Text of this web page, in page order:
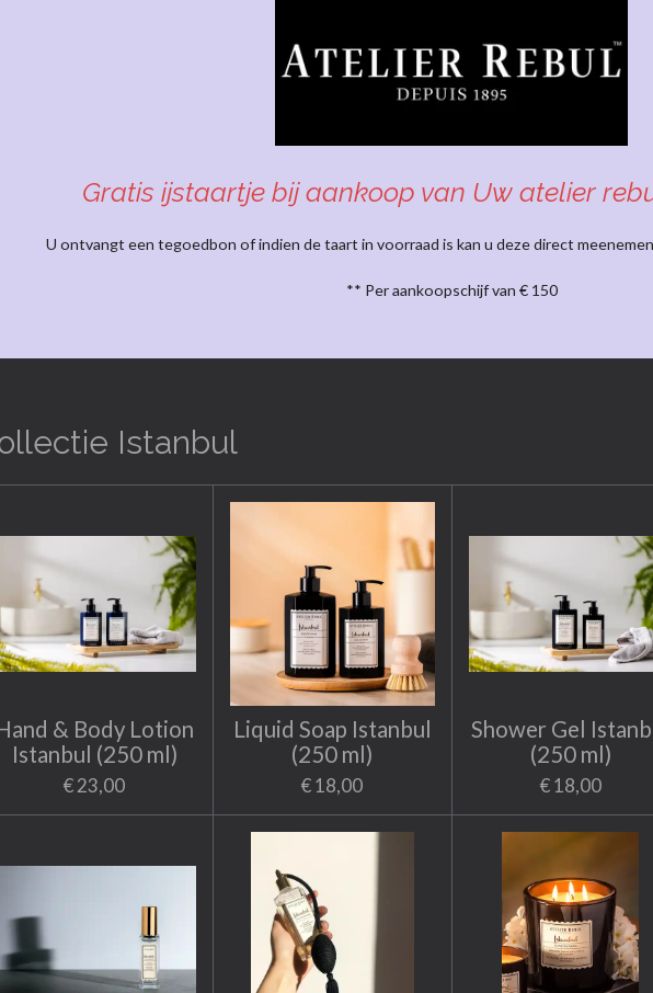
Gratis ijstaartje bij aankoop van Uw atelier
U ontvangt een tegoedbon of indien de taart in voorraad is kan u deze direct
** Per aankoopschijf van € 150
Istanbul
& Body Lotion
Istanbul (250 ml)
€ 23,00
Liquid Soap Istanbul
(250 ml)
€ 18,00
Shower Gel
(250 ml)
€ 18,00